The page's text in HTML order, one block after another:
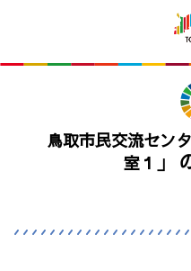
鳥取市民交流セン
室１」